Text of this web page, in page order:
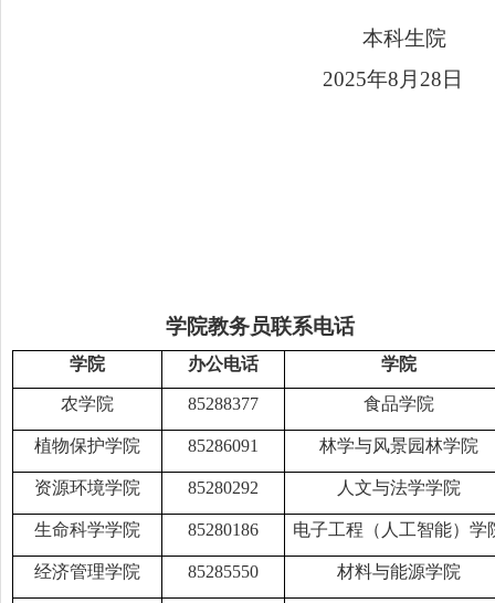
本科生
2025年8 月 28
学院教务员联系电话
学院 办公电话 学院
农学院 85288377 食品学院
植物保护学院 85286091 林学与风景园林学院
资源环境学院 85280292 人文与法学学院
生命科学学院 85280186 电子工程（人工智能）学
经济管理学院 85285550 材料与能源学院